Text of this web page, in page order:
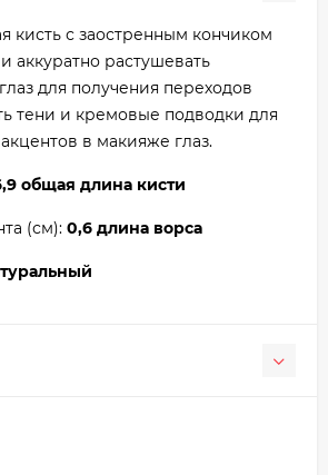
кисть с заостренным кончиком
аккуратно растушевать
для получения переходов
тени и кремовые подводки для
в макияже глаз.
общая длина кисти
(см): 0,6 длина ворса